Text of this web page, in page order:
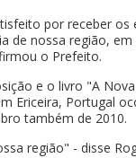
por receber os
nossa região, em
o Prefeito.
e o livro "A
Ericeira, Portugal
também de 2010.
região" - disse